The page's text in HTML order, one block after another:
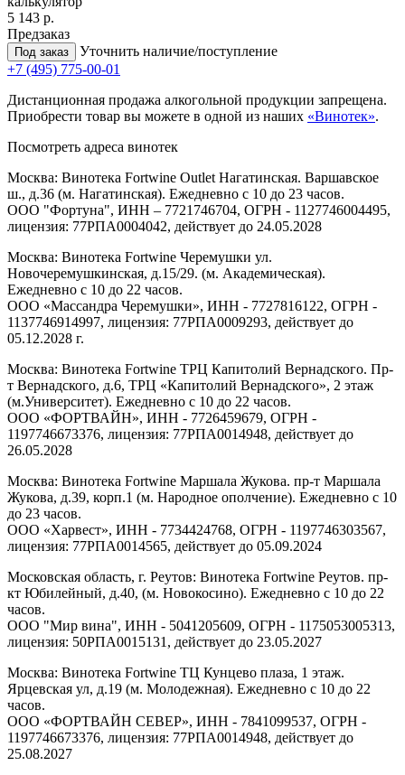
5 143 р.
Предзаказ
Под заказ
Уточнить наличие/поступление
+7 (495) 775-00-01
Дистанционная продажа алкогольной продукции запрещена.
Приобрести товар вы можете в одной из наших «Винотек».
Посмотреть адреса винотек
Москва: Винотека Fortwine Outlet Нагатинская. Варшавское
ш., д.36 (м. Нагатинская). Ежедневно с 10 до 23 часов.
ООО "Фортуна", ИНН – 7721746704, ОГРН - 1127746004495,
лицензия: 77РПА0004042, действует до 24.05.2028
Москва: Винотека Fortwine Черемушки ул.
Новочеремушкинская, д.15/29. (м. Академическая).
Ежедневно с 10 до 22 часов.
ООО «Массандра Черемушки», ИНН - 7727816122, ОГРН -
1137746914997, лицензия: 77РПА0009293, действует до
05.12.2028 г.
Москва: Винотека Fortwine ТРЦ Капитолий Вернадского. Пр-
т Вернадского, д.6, ТРЦ «Капитолий Вернадского», 2 этаж
(м.Университет). Ежедневно с 10 до 22 часов.
ООО «ФОРТВАЙН», ИНН - 7726459679, ОГРН -
1197746673376, лицензия: 77РПА0014948, действует до
26.05.2028
Москва: Винотека Fortwine Маршала Жукова. пр-т Маршала
Жукова, д.39, корп.1 (м. Народное ополчение). Ежедневно с 10
до 23 часов.
ООО «Харвест», ИНН - 7734424768, ОГРН - 1197746303567,
лицензия: 77РПА0014565, действует до 05.09.2024
Московская область, г. Реутов: Винотека Fortwine Реутов. пр-
кт Юбилейный, д.40, (м. Новокосино). Ежедневно с 10 до 22
часов.
ООО "Мир вина", ИНН - 5041205609, ОГРН - 1175053005313,
лицензия: 50РПА0015131, действует до 23.05.2027
Москва: Винотека Fortwine ТЦ Кунцево плаза, 1 этаж.
Ярцевская ул, д.19 (м. Молодежная). Ежедневно с 10 до 22
часов.
ООО «ФОРТВАЙН СЕВЕР», ИНН - 7841099537, ОГРН -
1197746673376, лицензия: 77РПА0014948, действует до
25.08.2027